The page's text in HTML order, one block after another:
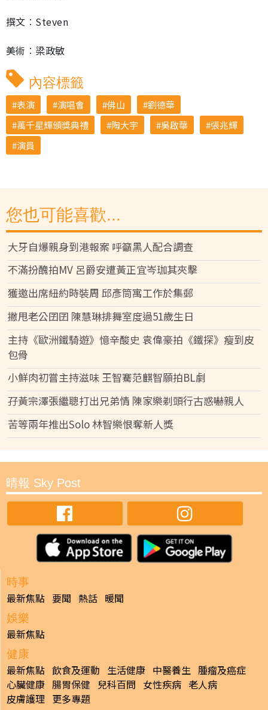
撰文︰Steven
美術︰梁政敏
內容標籤
表演 演唱會 佛山
劉德華
萬千星輝頒獎典禮
陶大宇 吳啟華
張兆輝
演員
您也可能喜歡...
大牙自爆親身到港報案 呼籲黑人配合調查
不滿扮醜拍MV 呂爵安遭黃正宜岑珈其夾擊
獲邀出席紐約時裝周 邱彥筒寓工作於集郵
撇甩老公囝囝 陳慧琳排舞室度過51歲生日
主持《歐洲鐵騎遊》憶辛酸史 袁偉豪拍《鐵探》瘦到皮
包骨
小鮮肉初嘗主持滋味 王智騫范麒智願拍BL劇
孖黃宗澤張繼聰打出兄弟情 陳家樂剃頭行古惑嚇親人
苦等兩年推出Solo 林智樂恨奪新人獎
晴報 Sky Post
時事
最新焦點 要聞 熱話 暖聞
娛樂
最新焦點
健康
最新焦點 飲食及運動 生活健康 中醫養生 腫瘤及癌症
心臟健康 腸胃保健 兒科百問 女性疾病 老人病
皮膚護理 更多專題